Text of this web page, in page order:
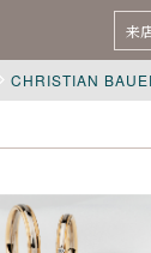
来
CHRISTIAN